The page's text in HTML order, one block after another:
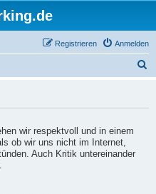
Anmelden
Registrieren
wir respektvoll und in einem
ob wir uns nicht im Internet,
Auch Kritik untereinander